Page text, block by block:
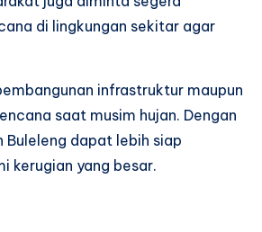
di lingkungan sekitar agar
infrastruktur maupun
saat musim hujan. Dengan
Buleleng dapat lebih siap
kerugian yang besar.